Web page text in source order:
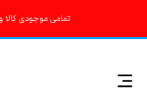
تمامی موجودی